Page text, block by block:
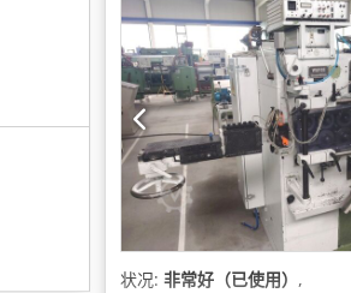
状况: 非常好（已使用） ,